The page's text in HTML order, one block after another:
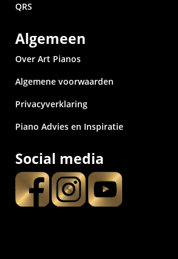
QRS
Algemeen
Over Art Pianos
Algemene voorwaarden
Privacyverklaring
Piano Advies en Inspiratie
Social media